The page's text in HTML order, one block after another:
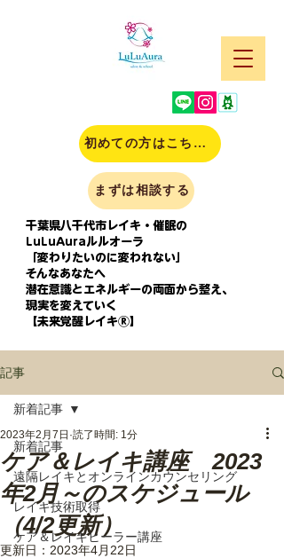
千葉県八千代市レイキ・催眠の
LuLuAuraルルオーラ
「変わりたいのに変われない」
そんなあなたへ
潜在意識とエネルギーの両面から整え、
現実を変えていく
【未来覚醒レイキⓇ】
初めての方はこちら(申込)
まずは相談する
記事
新着記事
遠隔レイキとオンラインカウンセリング
レイキ技術取得
ケア＆レイキヒーラー講座
新着記事
ケア＆レイキ講座 2023
年2月～のスケジュール
（4/2更新）
2023年2月7日 読了時間: 1分
更新日： 2023年4月22日